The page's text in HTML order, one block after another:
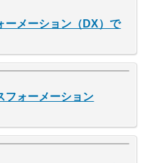
ーメーション（DX）で
フォーメーション